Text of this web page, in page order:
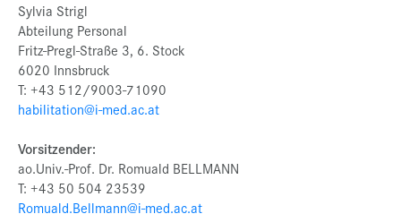
Sylvia Strigl
Abteilung Personal
Fritz-Pregl-Straße 3, 6. Stock
6020 Innsbruck
T: +43 512/9003-71090
habilitation@i-med.ac.at
Vorsitzender:
ao.Univ.-Prof. Dr. Romuald BELLMANN
T: +43 50 504 23539
Romuald.Bellmann@i-med.ac.at